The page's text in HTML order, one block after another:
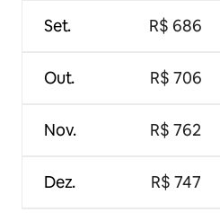
Set.
Out.
Nov.
Dez.
R$ 686
R$ 706
R$ 762
R$ 747